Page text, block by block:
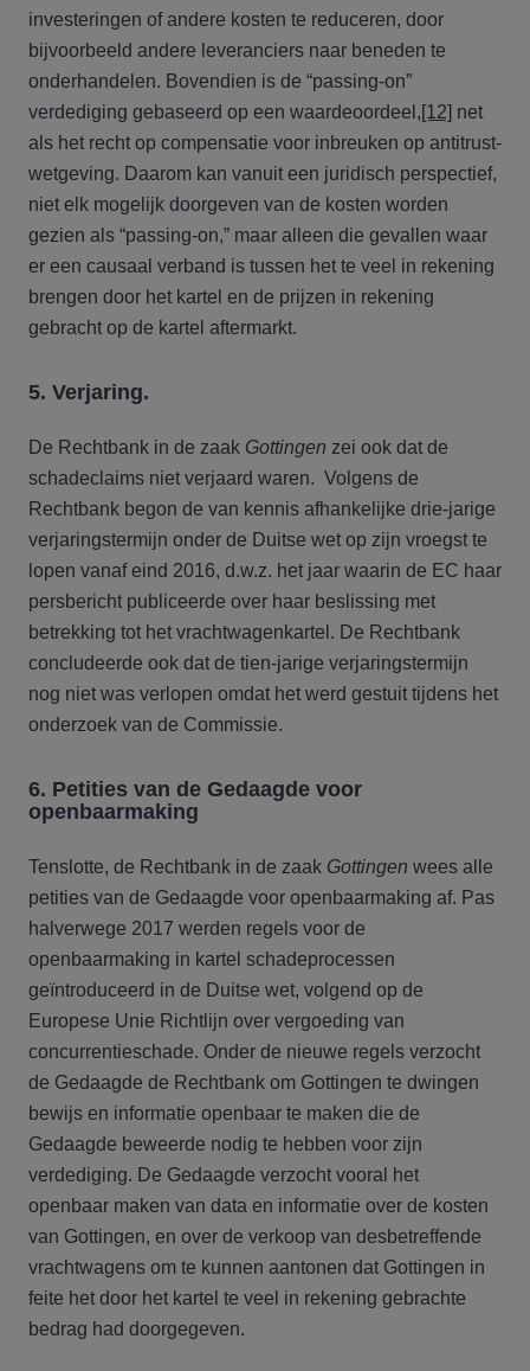
investeringen of andere kosten te reduceren, door
bijvoorbeeld andere leveranciers naar beneden te
onderhandelen. Bovendien is de “passing-on”
verdediging gebaseerd op een waardeoordeel,[12] net
als het recht op compensatie voor inbreuken op antitrust-
wetgeving. Daarom kan vanuit een juridisch perspectief,
niet elk mogelijk doorgeven van de kosten worden
gezien als “passing-on,” maar alleen die gevallen waar
er een causaal verband is tussen het te veel in rekening
brengen door het kartel en de prijzen in rekening
gebracht op de kartel aftermarkt.
5. Verjaring.
De Rechtbank in de zaak Gottingen zei ook dat de
schadeclaims niet verjaard waren. Volgens de
Rechtbank begon de van kennis afhankelijke drie-jarige
verjaringstermijn onder de Duitse wet op zijn vroegst te
lopen vanaf eind 2016, d.w.z. het jaar waarin de EC haar
persbericht publiceerde over haar beslissing met
betrekking tot het vrachtwagenkartel. De Rechtbank
concludeerde ook dat de tien-jarige verjaringstermijn
nog niet was verlopen omdat het werd gestuit tijdens het
onderzoek van de Commissie.
6. Petities van de Gedaagde voor
openbaarmaking
Tenslotte, de Rechtbank in de zaak Gottingen wees alle
petities van de Gedaagde voor openbaarmaking af. Pas
halverwege 2017 werden regels voor de
openbaarmaking in kartel schadeprocessen
geïntroduceerd in de Duitse wet, volgend op de
Europese Unie Richtlijn over vergoeding van
concurrentieschade. Onder de nieuwe regels verzocht
de Gedaagde de Rechtbank om Gottingen te dwingen
bewijs en informatie openbaar te maken die de
Gedaagde beweerde nodig te hebben voor zijn
verdediging. De Gedaagde verzocht vooral het
openbaar maken van data en informatie over de kosten
van Gottingen, en over de verkoop van desbetreffende
vrachtwagens om te kunnen aantonen dat Gottingen in
feite het door het kartel te veel in rekening gebrachte
bedrag had doorgegeven.